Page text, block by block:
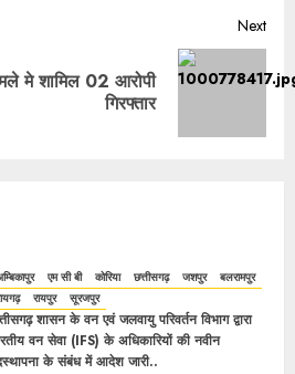
Next
मे शामिल 02 आरोपी
गिरफ्तार
एम सी बी कोरिया छत्तीसगढ़ जशपुर
बलरामपुर
रायपुर सूरजपुर
शासन के वन एवं जलवायु परिवर्तन विभाग द्वारा
वन सेवा (IFS) के अधिकारियों की नवीन
के संबंध में आदेश जारी..